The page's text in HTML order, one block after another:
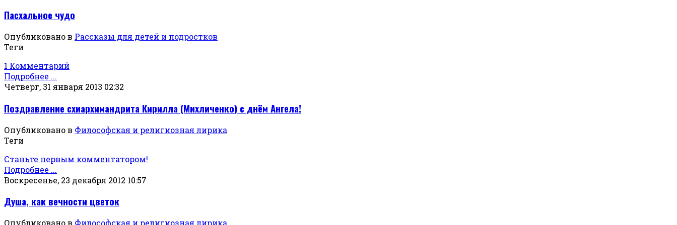
Пасхальное чудо
Опубликовано в Рассказы для детей и подростков
Теги
1 Комментарий
Подробнее ...
Четверг, 31 января 2013 02:32
Поздравление схиархимандрита Кирилла (Михличенко) с днём Ангела!
Опубликовано в Философская и религиозная лирика
Теги
Станьте первым комментатором!
Подробнее ...
Воскресенье, 23 декабря 2012 10:57
Душа, как вечности цветок
Опубликовано в Философская и религиозная лирика